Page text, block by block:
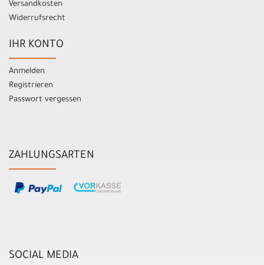
Versandkosten
Widerrufsrecht
IHR KONTO
Anmelden
Registrieren
Passwort vergessen
ZAHLUNGSARTEN
SOCIAL MEDIA